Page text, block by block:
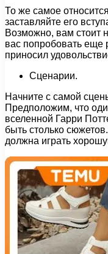
То же самое
заставляйте его
Возможно, вам стоит
вас попробовать еще
приносил
Сценарии.
Начните с самой
Предположим, что
вселенной Гарри
быть столько
должна играть